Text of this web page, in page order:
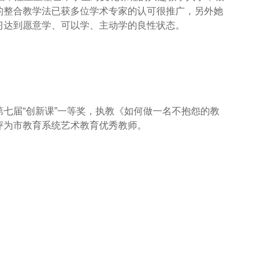
合教学法已获多位学术专家的认可很推广，另外她
到愿意学、可以学、主动学的良性状态。
“创新课”一等奖，执教《如何做一名不抱怨的教
市教育系统艺术教育优秀教师。